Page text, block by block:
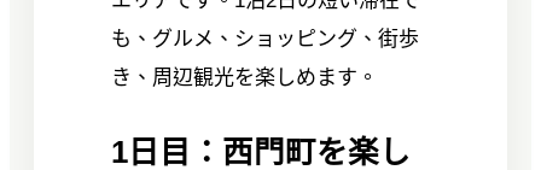
も、グルメ、ショッピング、街歩
き、周辺観光を楽しめます。
1日目：西門町を楽し